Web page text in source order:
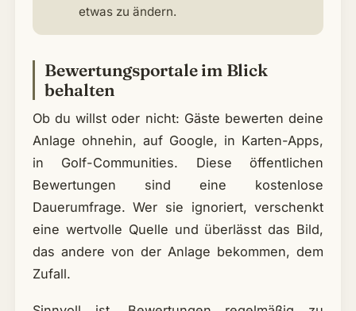
etwas zu ändern.
Bewertungsportale im Blick
behalten
Ob du willst oder nicht: Gäste bewerten deine
Anlage ohnehin, auf Google, in Karten-Apps,
in Golf-Communities. Diese öffentlichen
Bewertungen sind eine kostenlose
Dauerumfrage. Wer sie ignoriert, verschenkt
eine wertvolle Quelle und überlässt das Bild,
das andere von der Anlage bekommen, dem
Zufall.